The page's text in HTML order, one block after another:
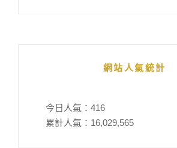
網站人氣統計
今日人氣： 416
累計人氣： 16,029,565